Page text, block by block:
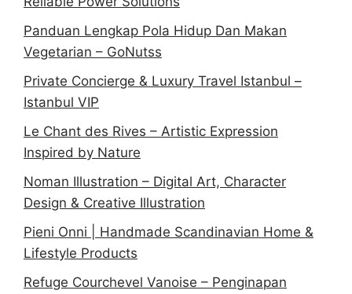
Panduan Lengkap Pola Hidup Dan Makan
Vegetarian – GoNutss
Private Concierge & Luxury Travel Istanbul –
Istanbul VIP
Le Chant des Rives – Artistic Expression
Inspired by Nature
Noman Illustration – Digital Art, Character
Design & Creative Illustration
Pieni Onni | Handmade Scandinavian Home &
Lifestyle Products
Refuge Courchevel Vanoise – Penginapan